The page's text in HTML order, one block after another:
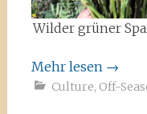
Wilder grüner
Mehr lesen →
Culture, Off-